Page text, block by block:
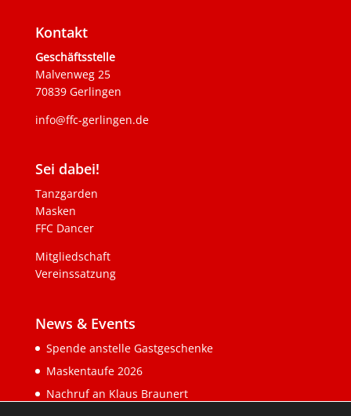
Kontakt
Geschäftsstelle
Malvenweg 25
70839 Gerlingen
info@ffc-gerlingen.de
Sei dabei!
Tanzgarden
Masken
FFC Dancer
Mitgliedschaft
Vereinssatzung
News & Events
Spende anstelle Gastgeschenke
Maskentaufe 2026
Nachruf an Klaus Braunert